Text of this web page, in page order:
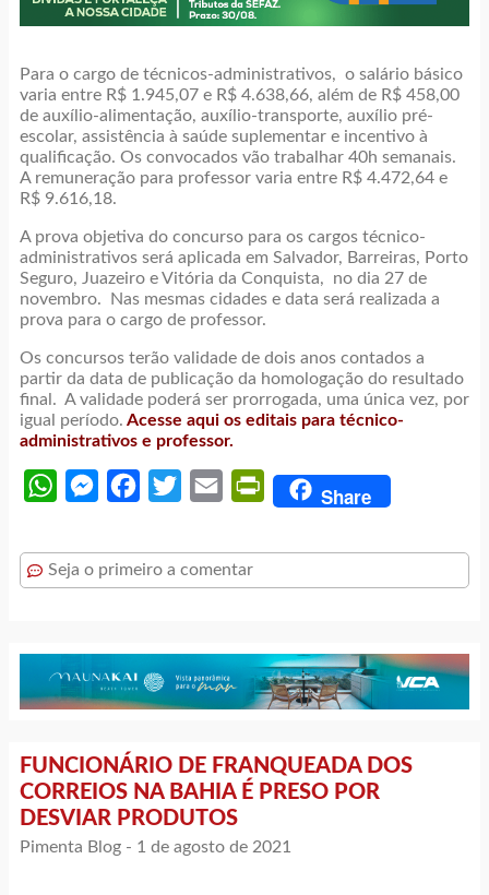
Para o cargo de técnicos-administrativos, o salário básico
varia entre R$ 1.945,07 e R$ 4.638,66, além de R$ 458,00
de auxílio-alimentação, auxílio-transporte, auxílio pré-
escolar, assistência à saúde suplementar e incentivo à
qualificação. Os convocados vão trabalhar 40h semanais.
A remuneração para professor varia entre R$ 4.472,64 e
R$ 9.616,18.
A prova objetiva do concurso para os cargos técnico-
administrativos será aplicada em Salvador, Barreiras, Porto
Seguro, Juazeiro e Vitória da Conquista, no dia 27 de
novembro. Nas mesmas cidades e data será realizada a
prova para o cargo de professor.
Os concursos terão validade de dois anos contados a
partir da data de publicação da homologação do resultado
final. A validade poderá ser prorrogada, uma única vez, por
igual período. Acesse aqui os editais para técnico-
administrativos e professor.
WhatsAppMessengerFacebook
Twitter Email PrintFriendly
Share
Seja o primeiro a comentar
FUNCIONÁRIO DE FRANQUEADA DOS
CORREIOS NA BAHIA É PRESO POR
DESVIAR PRODUTOS
Pimenta Blog - 1 de agosto de 2021